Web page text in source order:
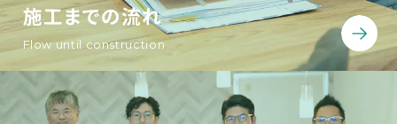
施工までの流れ
Flow until construction